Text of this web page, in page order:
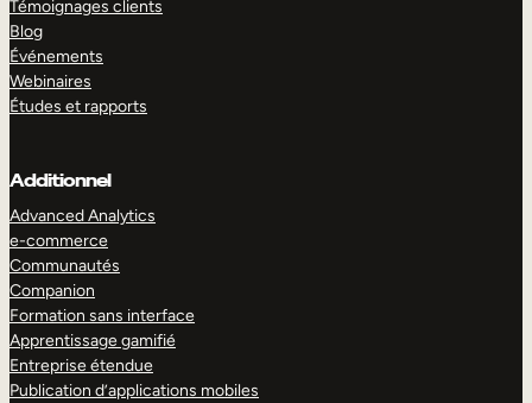
Témoignages clients
Blog
Événements
Webinaires
Études et rapports
Additionnel
Advanced Analytics
e-commerce
Communautés
Companion
Formation sans interface
Apprentissage gamifié
Entreprise étendue
Publication d’applications mobiles